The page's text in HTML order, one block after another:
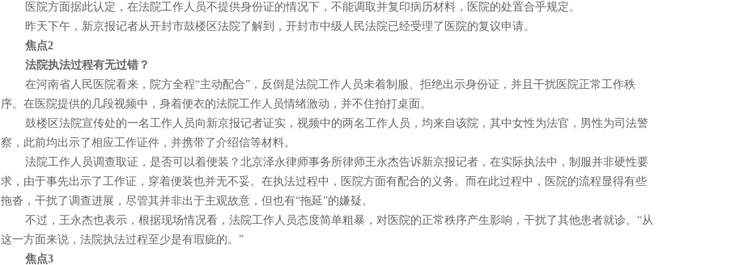
医院方面据此认定，在法院工作人员不提供身份证的情况下，不能调取并复印病历材料，医院的处置合乎规定。
昨天下午，新京报记者从开封市鼓楼区法院了解到，开封市中级人民法院已经受理了医院的复议申请。
焦点2
法院执法过程有无过错？
在河南省人民医院看来，院方全程“主动配合”，反倒是法院工作人员未着制服、拒绝出示身份证，并且干扰医院正常工作秩
序。在医院提供的几段视频中，身着便衣的法院工作人员情绪激动，并不住拍打桌面。
鼓楼区法院宣传处的一名工作人员向新京报记者证实，视频中的两名工作人员，均来自该院，其中女性为法官，男性为司法警
察，此前均出示了相应工作证件，并携带了介绍信等材料。
法院工作人员调查取证，是否可以着便装？北京泽永律师事务所律师王永杰告诉新京报记者，在实际执法中，制服并非硬性要
求，由于事先出示了工作证，穿着便装也并无不妥。在执法过程中，医院方面有配合的义务。而在此过程中，医院的流程显得有些
拖沓，干扰了调查进展，尽管其并非出于主观故意，但也有“拖延”的嫌疑。
不过，王永杰也表示，根据现场情况看，法院工作人员态度简单粗暴，对医院的正常秩序产生影响，干扰了其他患者就诊。“从
这一方面来说，法院执法过程至少是有瑕疵的。”
焦点3